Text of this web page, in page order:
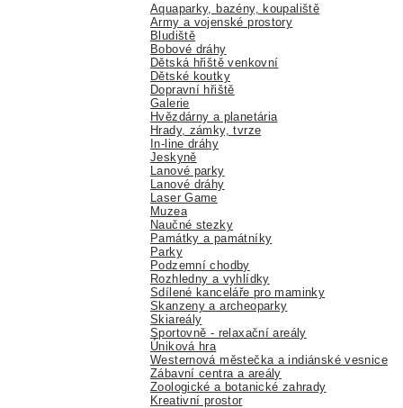
Aquaparky, bazény, koupaliště
Army a vojenské prostory
Bludiště
Bobové dráhy
Dětská hřiště venkovní
Dětské koutky
Dopravní hřiště
Galerie
Hvězdárny a planetária
Hrady, zámky, tvrze
In-line dráhy
Jeskyně
Lanové parky
Lanové dráhy
Laser Game
Muzea
Naučné stezky
Památky a památníky
Parky
Podzemní chodby
Rozhledny a vyhlídky
Sdílené kanceláře pro maminky
Skanzeny a archeoparky
Skiareály
Sportovně - relaxační areály
Úniková hra
Westernová městečka a indiánské vesnice
Zábavní centra a areály
Zoologické a botanické zahrady
Kreativní prostor